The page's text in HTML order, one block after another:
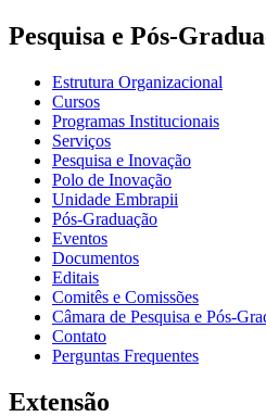
Pesquisa e Pós-
Estrutura Organizacional
Cursos
Programas Institucionais
Serviços
Pesquisa e Inovação
Polo de Inovação
Unidade Embrapii
Pós-Graduação
Eventos
Documentos
Editais
Comitês e Comissões
Câmara de Pesquisa e Pós-
Contato
Perguntas Frequentes
Extensão